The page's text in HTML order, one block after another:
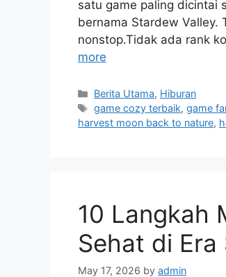
satu game paling dicintai
bernama Stardew Valley.
nonstop.Tidak ada rank
more
Categories
Berita Utama, Hiburan
Tags
game cozy terbaik,game
harvest moon back to nature,
10 Langkah
Sehat di
May 17, 2026 by admin